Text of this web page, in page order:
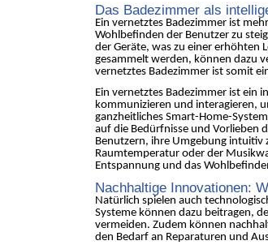
Das Badezimmer als
Ein vernetztes Badezimmer ist
Wohlbefinden der Benutzer zu
der Geräte, was zu einer erhöhten
gesammelt werden, können dazu
vernetztes Badezimmer ist somit
Ein vernetztes Badezimmer ist ein
kommunizieren und interagieren,
ganzheitliches Smart-Home-
auf die Bedürfnisse und Vorlieben
Benutzern, ihre Umgebung intuitiv
Raumtemperatur oder der
Entspannung und das
Nachhaltige Innovationen:
Natürlich spielen auch
Systeme können dazu beitragen,
vermeiden. Zudem können
den Bedarf an Reparaturen und